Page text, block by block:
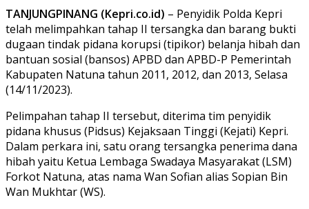
TANJUNGPINANG (Kepri.co.id) – Penyidik Polda Kepri
telah melimpahkan tahap II tersangka dan barang bukti
dugaan tindak pidana korupsi (tipikor) belanja hibah dan
bantuan sosial (bansos) APBD dan APBD-P Pemerintah
Kabupaten Natuna tahun 2011, 2012, dan 2013, Selasa
(14/11/2023).
Pelimpahan tahap II tersebut, diterima tim penyidik
pidana khusus (Pidsus) Kejaksaan Tinggi (Kejati) Kepri.
Dalam perkara ini, satu orang tersangka penerima dana
hibah yaitu Ketua Lembaga Swadaya Masyarakat (LSM)
Forkot Natuna, atas nama Wan Sofian alias Sopian Bin
Wan Mukhtar (WS).